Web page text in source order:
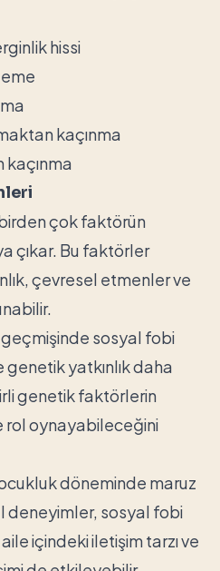
hissi
kaçınma
çok faktörün
çıkar. Bu faktörler
çevresel etmenler ve
sosyal fobi
yatkınlık daha
genetik faktörlerin
rol oynayabileceğini
döneminde maruz
deneyimler, sosyal fobi
içindeki iletişim tarzı ve